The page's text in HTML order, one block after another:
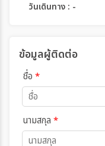
วันเดินทาง : -
ข้อมูลผู้ติดต่อ
ชื่อ *
นามสกุล *